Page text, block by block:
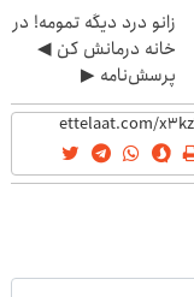
زانو درد دیگه تمومه! در
خانه درمانش کن ◀
پرسش‌نامه ▶